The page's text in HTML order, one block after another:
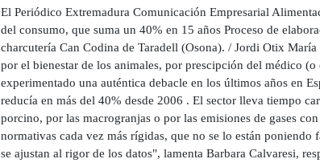
El Periódico Extremadura Comunicación Empresarial
del consumo, que suma un 40% en 15 años Proceso de
charcutería Can Codina de Taradell (Osona). / Jordi Otix
por el bienestar de los animales, por prescipción del médico
experimentado una auténtica debacle en los últimos años en
reducía en más del 40% desde 2006 . El sector lleva tiempo
porcino, por las macrogranjas o por las emisiones de gases
normativas cada vez más rígidas, que no se lo están
se ajustan al rigor de los datos", lamenta Barbara Calvaresi,